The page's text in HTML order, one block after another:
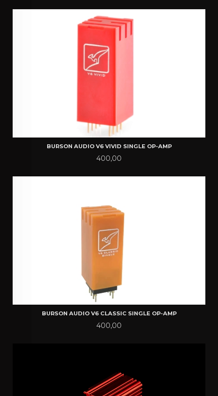
BURSON AUDIO V6 VIVID SINGLE OP-AMP
Pris
400,00
BURSON AUDIO V6 CLASSIC SINGLE OP-AMP
Pris
400,00